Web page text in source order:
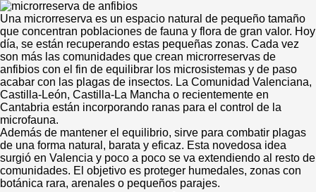
Una microrreserva es un espacio natural de pequeño tamaño
que concentran poblaciones de fauna y flora de gran valor. Hoy
día, se están recuperando estas pequeñas zonas. Cada vez
son más las comunidades que crean microrreservas de
anfibios con el fin de equilibrar los microsistemas y de paso
acabar con las plagas de insectos. La Comunidad Valenciana,
Castilla-León, Castilla-La Mancha o recientemente en
Cantabria están incorporando ranas para el control de la
microfauna.
Además de mantener el equilibrio, sirve para combatir plagas
de una forma natural, barata y eficaz. Esta novedosa idea
surgió en Valencia y poco a poco se va extendiendo al resto de
comunidades. El objetivo es proteger humedales, zonas con
botánica rara, arenales o pequeños parajes.